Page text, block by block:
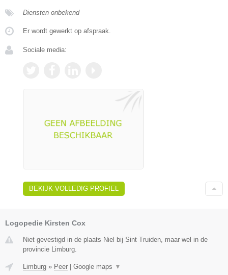
Diensten onbekend
Er wordt gewerkt op afspraak.
Sociale media:
BEKIJK VOLLEDIG PROFIEL
Logopedie Kirsten Cox
Niet gevestigd in de plaats Niel bij Sint Truiden, maar wel in de
provincie Limburg.
Limburg » Peer Google maps ▼